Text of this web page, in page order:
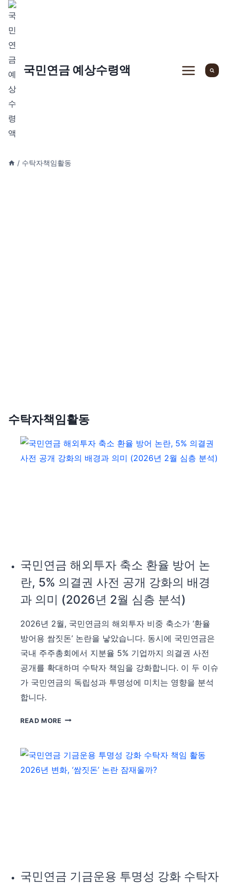
Skip
content
국민연금 예상수령액
/ 수탁자책임활동
수탁자책임활동
국민연금 해외투자 축소 환율 방어 논
란, 5% 의결권 사전 공개 강화의 배경
과 의미 (2026년 2월 심층 분석)
2026년 2월, 국민연금의 해외투자 비중 축소가 ‘환율
방어용 쌈짓돈’ 논란을 낳았습니다. 동시에 국민연금은
국내 주주총회에서 지분율 5% 기업까지 의결권 사전
공개를 확대하며 수탁자 책임을 강화합니다. 이 두 이슈
가 국민연금의 독립성과 투명성에 미치는 영향을 분석
합니다.
READ MORE 국
금
외
논
국민연금 기금운용 투명성 강화 수탁자